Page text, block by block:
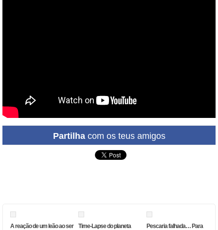
Partilhacom os teus amigos
A reação de um leão ao ser
Time-Lapse do planeta
Pescaria falhada… Para